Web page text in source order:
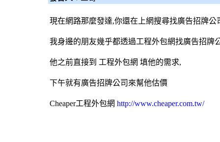
現在網路那麼發達,你還在上網搜尋找廣告招牌公
我身邊的朋友幾乎都透過工程外包網找廣告招牌
他之前直接到 工程外包網 填他的需求,
下午就有廣告招牌公司來幫他估價
Cheaper工程外包網 http://www.cheaper.com.tw/